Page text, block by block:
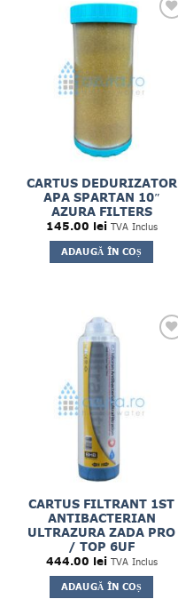
CARTUS DEDURIZATOR
APA SPARTAN 10″
AZURA FILTERS
145.00 lei TVA Inclus
ADAUGĂ ÎN COȘ
CARTUS FILTRANT 1ST
ANTIBACTERIAN
ULTRAZURA ZADA PRO
/ TOP 6UF
444.00 lei TVA Inclus
ADAUGĂ ÎN COȘ